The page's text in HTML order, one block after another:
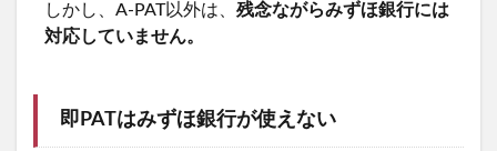
しかし、A-PAT以外は、 残念ながらみずほ銀行には
対応していません。
即PATはみずほ銀行が使えない